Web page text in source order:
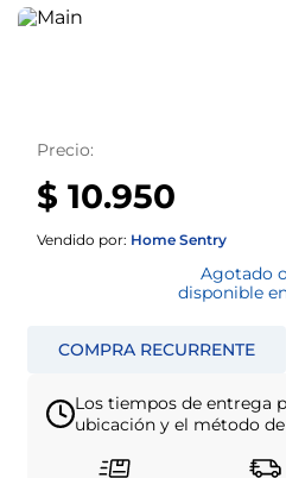
Precio:
$ 10.950
Vendido por: Home Sentry
Agotado
disponible
Los tiempos de entrega
ubicación y el método